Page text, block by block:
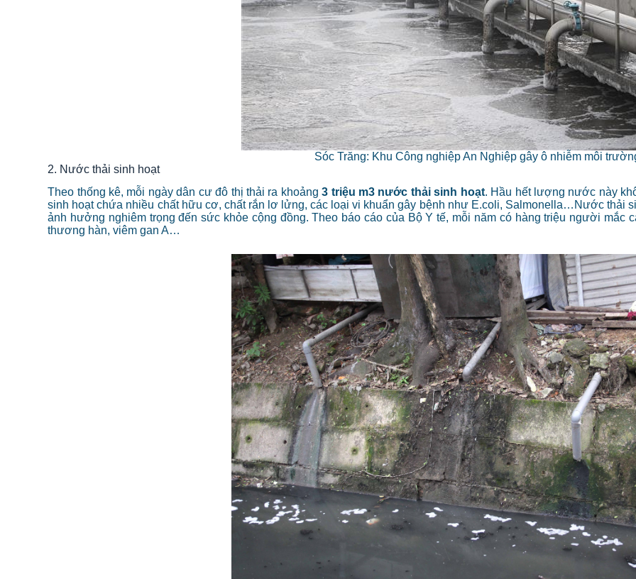
Sóc Trăng: Khu Công nghiệp An Nghiệp gây ô nhiễm môi
2. Nước thải sinh hoạt
Theo thống kê, mỗi ngày dân cư đô thị thải ra khoảng3 triệu m3 nước thải sinh hoạt. Hầu hết lượng nước này
sinh hoạt chứa nhiều chất hữu cơ, chất rắn lơ lửng, các loại vi khuẩn gây bệnh như E.coli, Salmonella… Nước thải
ảnh hưởng nghiêm trọng đến sức khỏe cộng đồng. Theo báo cáo của Bộ Y tế, mỗi năm có hàng triệu người mắc
thương hàn, viêm gan A…